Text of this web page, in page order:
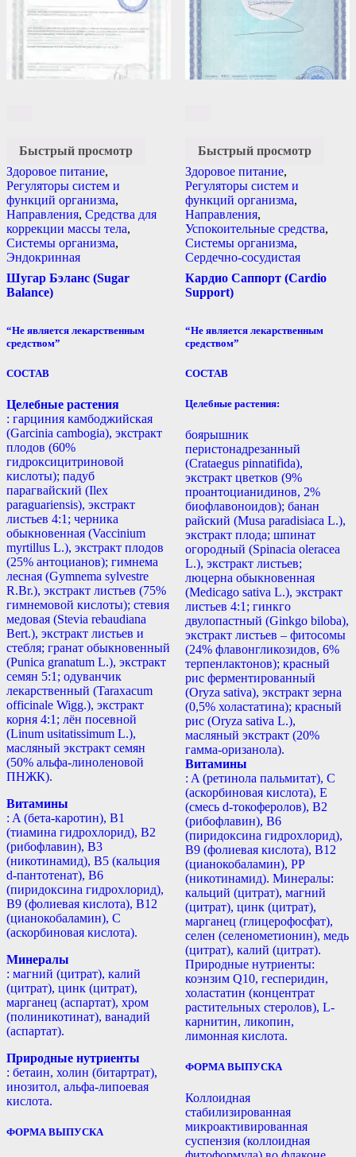
Быстрый просмотр
Здоровое питание,
Регуляторы систем и
функций организма,
Направления, Средства для
коррекции массы тела,
Системы организма,
Эндокринная
Шугар Бэланс (Sugar
Balance)
“Не является лекарственным
средством”
СОСТАВ
Целебные растения
: гарциния камбоджийская
(Garcinia cambogia), экстракт
плодов (60%
гидроксицитриновой
кислоты); падуб
парагвайский (Ilex
paraguariensis), экстракт
листьев 4:1; черника
обыкновенная (Vaccinium
myrtillus L.), экстракт плодов
(25% антоцианов); гимнема
лесная (Gymnema sylvestre
R.Br.), экстракт листьев (75%
гимнемовой кислоты); стевия
медовая (Stevia rebaudiana
Bert.), экстракт листьев и
стебля; гранат обыкновенный
(Punica granatum L.), экстракт
семян 5:1; одуванчик
лекарственный (Taraxacum
officinale Wigg.), экстракт
корня 4:1; лён посевной
(Linum usitatissimum L.),
масляный экстракт семян
(50% альфа-линоленовой
ПНЖК).
Витамины
: A (бета-каротин), B1
(тиамина гидрохлорид), B2
(рибофлавин), B3
(никотинамид), В5 (кальция
d-пантотенат), B6
(пиридоксина гидрохлорид),
B9 (фолиевая кислота), B12
(цианокобаламин), С
(аскорбиновая кислота).
Минералы
: магний (цитрат), калий
(цитрат), цинк (цитрат),
марганец (аспартат), хром
(полиникотинат), ванадий
(аспартат).
Природные нутриенты
: бетаин, холин (битартрат),
инозитол, альфа-липоевая
кислота.
ФОРМА ВЫПУСКА
Быстрый просмотр
Здоровое питание,
Регуляторы систем и
функций организма,
Направления,
Успокоительные средства,
Системы организма,
Сердечно-сосудистая
Кардио Саппорт (Cardio
Support)
“Не является лекарственным
средством”
СОСТАВ
Целебные растения:
боярышник
перистонадрезанный
(Crataegus pinnatifida),
экстракт цветков (9%
проантоцианидинов, 2%
биофлавоноидов); банан
райский (Musa paradisiaca L.),
экстракт плода; шпинат
огородный (Spinacia oleracea
L.), экстракт листьев;
люцерна обыкновенная
(Medicago sativa L.), экстракт
листьев 4:1; гинкго
двулопастный (Ginkgo biloba),
экстракт листьев – фитосомы
(24% флавонгликозидов, 6%
терпенлактонов); красный
рис ферментированный
(Oryza sativa), экстракт зерна
(0,5% холастатина); красный
рис (Oryza sativa L.),
масляный экстракт (20%
гамма-оризанола).
Витамины
: A (ретинола пальмитат), С
(аскорбиновая кислота), E
(смесь d-токоферолов), B2
(рибофлавин), B6
(пиридоксина гидрохлорид),
B9 (фолиевая кислота), B12
(цианокобаламин), РР
(никотинамид). Минералы:
кальций (цитрат), магний
(цитрат), цинк (цитрат),
марганец (глицерофосфат),
селен (селенометионин), медь
(цитрат), калий (цитрат).
Природные нутриенты:
коэнзим Q10, гесперидин,
холастатин (концентрат
растительных стеролов), L-
карнитин, ликопин,
лимонная кислота.
ФОРМА ВЫПУСКА
Коллоидная
стабилизированная
микроактивированная
суспензия (коллоидная